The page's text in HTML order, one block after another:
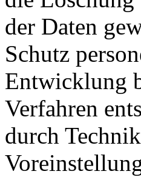
der Daten
Schutz
Entwicklung
Verfahren
durch